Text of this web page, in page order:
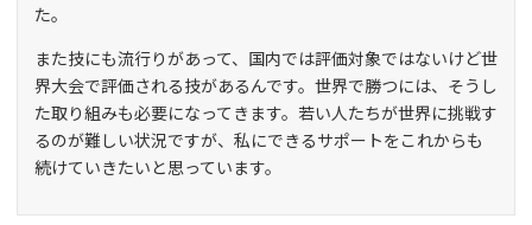
た。
また技にも流行りがあって、国内では評価対象ではないけど世
界大会で評価される技があるんです。世界で勝つには、そうし
た取り組みも必要になってきます。若い人たちが世界に挑戦す
るのが難しい状況ですが、私にできるサポートをこれからも
続けていきたいと思っています。